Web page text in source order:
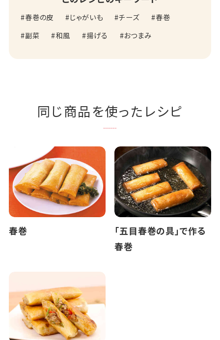
春巻の皮 じゃがいも チーズ
春巻
副菜
和風 揚げる おつまみ
同じ商品を使ったレシピ
春巻
「五目春巻の具」で作る
春巻